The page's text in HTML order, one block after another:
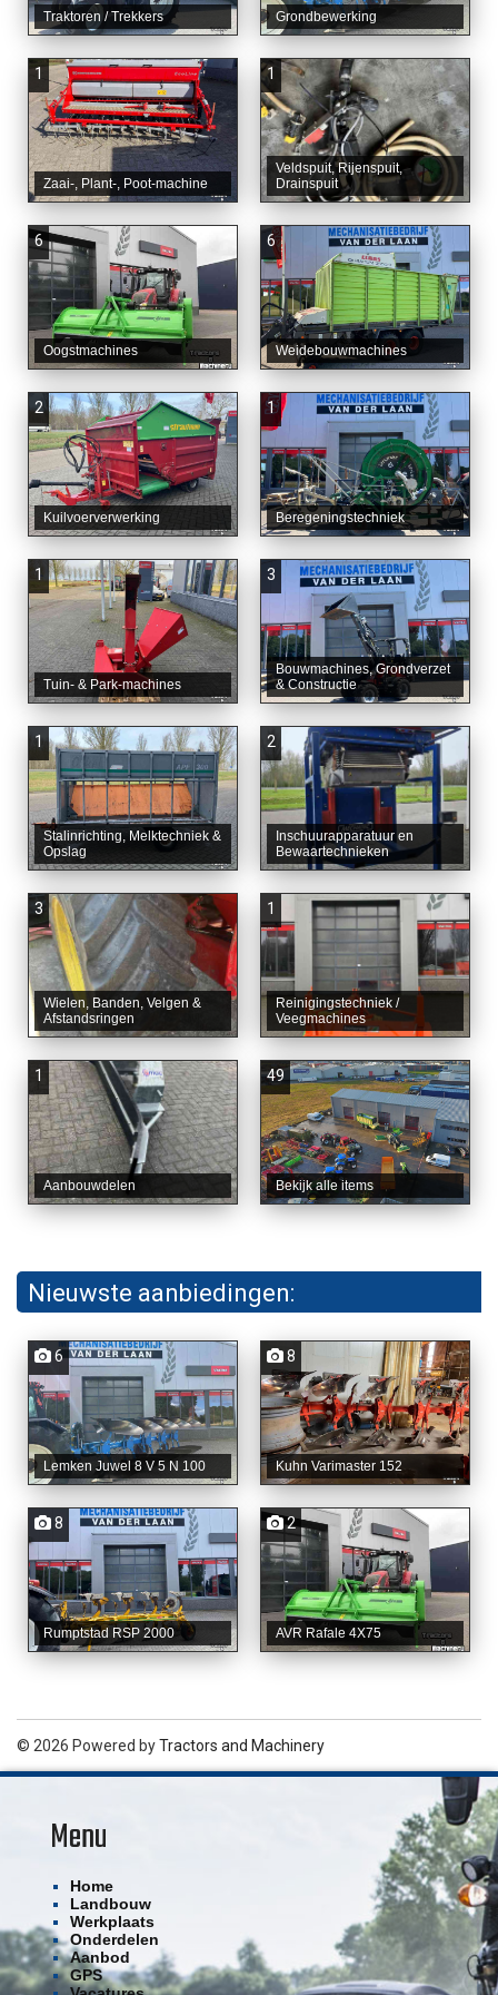
Traktoren / Trekkers Grondbewerking
1
Zaai-, Plant-, Poot-machine
1
Veldspuit, Rijenspuit,
Drainspuit
6
Oogstmachines
6
Weidebouwmachines
2
Kuilvoerverwerking
1
Beregeningstechniek
1
Tuin- & Park-machines
3
Bouwmachines, Grondverzet
& Constructie
1
Stalinrichting, Melktechniek &
Opslag
2
Inschuurapparatuur en
Bewaartechnieken
3
Wielen, Banden, Velgen &
Afstandsringen
1
Reinigingstechniek /
Veegmachines
1
Aanbouwdelen
49
Bekijk alle items
Nieuwste aanbiedingen:
6
Lemken Juwel 8 V 5 N 100
8
Kuhn Varimaster 152
8
Rumptstad RSP 2000
2
AVR Rafale 4X75
© 2026 Powered byTractors and Machinery
Menu
Home
Landbouw
Werkplaats
Onderdelen
Aanbod
GPS